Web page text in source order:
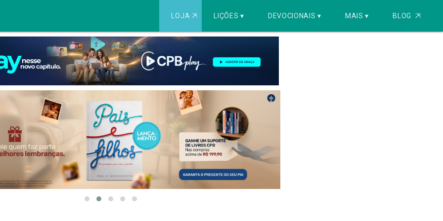
LOJA ⇱ LIÇÕES ▾ DEVOCIONAIS ▾ MAIS ▾ BLOG ⇱